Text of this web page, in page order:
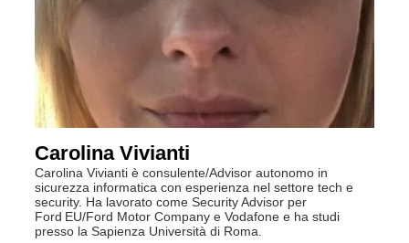
Carolina Vivianti
Carolina Vivianti è consulente/Advisor autonomo in
sicurezza informatica con esperienza nel settore tech e
security. Ha lavorato come Security Advisor per
Ford EU/Ford Motor Company e Vodafone e ha studi
presso la Sapienza Università di Roma.